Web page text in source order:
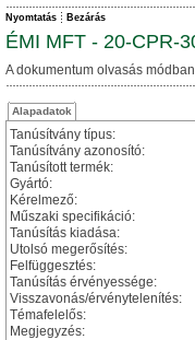
Nyomtatás Bezárás
ÉMI MFT - 20-CPR-
A dokumentum olvasás
Alapadatok
Tanúsítvány típus:
Tanúsítvány azonosító:
Tanúsított termék:
Gyártó:
Kérelmező:
Műszaki specifikáció:
Tanúsítás kiadása:
Utolsó megerősítés:
Felfüggesztés:
Tanúsítás érvényessége:
Visszavonás/érvénytelenítés:
Témafelelős:
Megjegyzés: